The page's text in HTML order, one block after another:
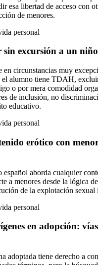
esa libertad de acceso con
de menores.
personal
sin excursión a un
en circunstancias muy
el alumno tiene TDAH,
o por mera comodidad
de inclusión, no
educativo.
personal
erótico con
aborda cualquier
a menores desde la lógica
de la explotación sexual
personal
en adopción:
adoptada tiene derecho a